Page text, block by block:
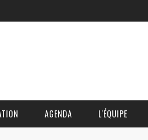
AGENDA L'ÉQUIPE